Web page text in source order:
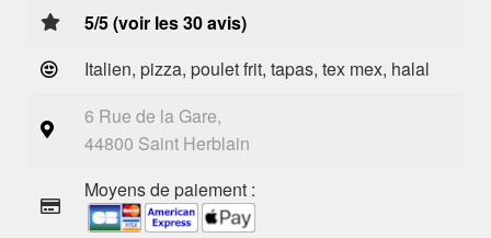
5/5 (voir les 30 avis)
Italien, pizza, poulet frit, tapas, tex mex, halal
6 Rue de la Gare,
44800 Saint Herblain
Moyens de paiement :